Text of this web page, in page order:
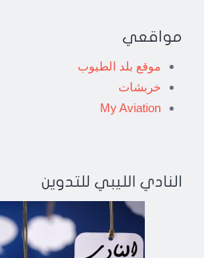
Posts
navigation
مواقعي
موقع بلد الطيوب
خربشات
My Aviation
النادي الليبي للتدوين